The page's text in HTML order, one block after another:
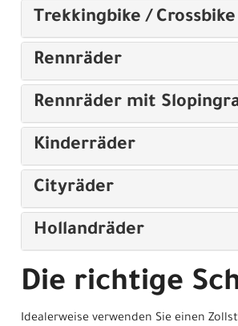
Trekkingbike / Crossbike
Rennräder
Rennräder mit
Kinderräder
Cityräder
Hollandräder
Die richtige
Idealerweise verwenden Sie einen